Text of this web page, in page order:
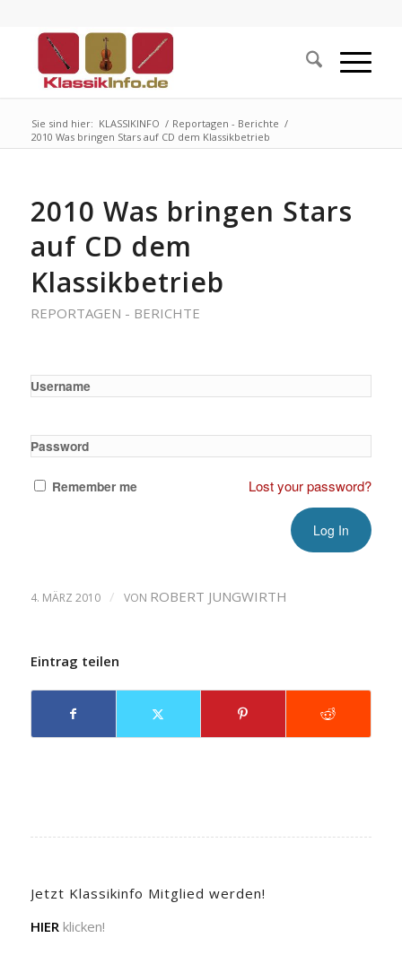
Sie sind hier: KLASSIKINFO / Reportagen - Berichte /
2010 Was bringen Stars auf CD dem Klassikbetrieb
2010 Was bringen Stars
auf CD dem
Klassikbetrieb
REPORTAGEN - BERICHTE
Username
Password
Remember me Lost your password?
4. MÄRZ 2010 / VON ROBERT JUNGWIRTH
Eintrag teilen
Jetzt Klassikinfo Mitglied werden!
HIER klicken!